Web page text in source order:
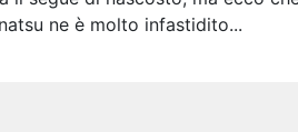
ne è molto infastidito...